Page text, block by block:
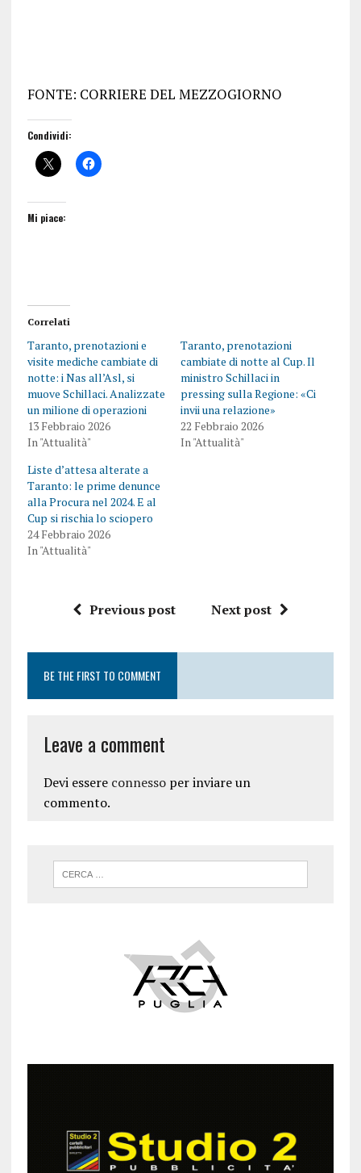
FONTE: CORRIERE DEL MEZZOGIORNO
Condividi:
Mi piace:
Correlati
Taranto, prenotazioni e
visite mediche cambiate di
notte: i Nas all’Asl, si
muove Schillaci. Analizzate
un milione di operazioni
13 Febbraio 2026
In "Attualità"
Taranto, prenotazioni
cambiate di notte al Cup. Il
ministro Schillaci in
pressing sulla Regione: «Ci
invii una relazione»
22 Febbraio 2026
In "Attualità"
Liste d’attesa alterate a
Taranto: le prime denunce
alla Procura nel 2024. E al
Cup si rischia lo sciopero
24 Febbraio 2026
In "Attualità"
Previous post Next post
BE THE FIRST TO COMMENT
Leave a comment
Devi essere connessoper inviare un
commento.